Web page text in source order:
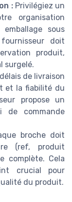
:Privilégiez un
organisation
sous
doit
produit,
surgelé.
de livraison
et la fiabilité du
propose un
de commande
broche doit
(ref, produit
complète. Cela
crucial pour
du produit.